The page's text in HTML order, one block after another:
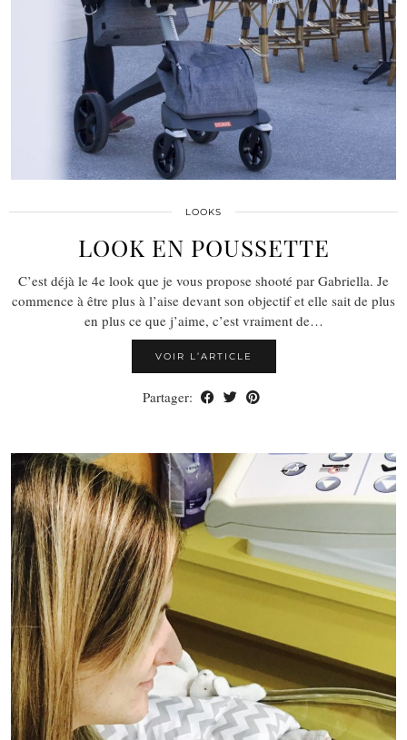
LOOKS
LOOK EN POUSSETTE
C’est déjà le 4e look que je vous propose shooté par Gabriella. Je
commence à être plus à l’aise devant son objectif et elle sait de plus
en plus ce que j’aime, c’est vraiment de…
VOIR L’ARTICLE
Partager: